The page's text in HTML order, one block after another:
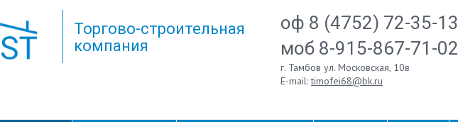
Торгово-строительная
компания
оф 8 (4752) 72-35-13
моб 8-915-867-71-02
г. Тамбов ул. Московская, 10в
E-mail:timofei68@bk.ru